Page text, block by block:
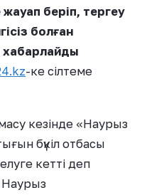
беріп, тергеу
болған
-ке сілтеме
кезінде «Наурыз
бүкіл отбасы
кетті деп
Наурыз